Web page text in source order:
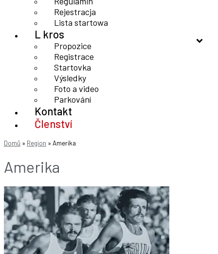
Rejestracja
Lista startowa
L kros
Propozice
Registrace
Startovka
Výsledky
Foto a video
Parkování
Kontakt
Členství
Domů » Region » Amerika
Amerika